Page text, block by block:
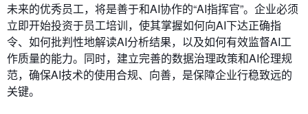
未来的优秀员工，将是善于和AI协作的“AI指挥官”。企业必须
立即开始投资于员工培训，使其掌握如何向AI下达正确指
令、如何批判性地解读AI分析结果，以及如何有效监督AI工
作质量的能力。同时，建立完善的数据治理政策和AI伦理规
范，确保AI技术的使用合规、向善，是保障企业行稳致远的
关键。